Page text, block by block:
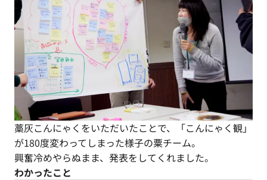
藁灰こんにゃくをいただいたことで、「こんにゃく観」
が180度変わってしまった様子の粟チーム。
興奮冷めやらぬまま、発表をしてくれました。
わかったこと